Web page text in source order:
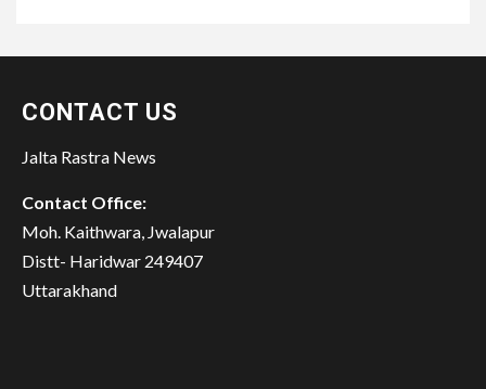
CONTACT US
Jalta Rastra News
Contact Office:
Moh. Kaithwara, Jwalapur
Distt- Haridwar 249407
Uttarakhand